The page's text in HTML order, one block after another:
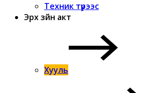
Техник түрээс
Эрх зүйн акт
Хууль